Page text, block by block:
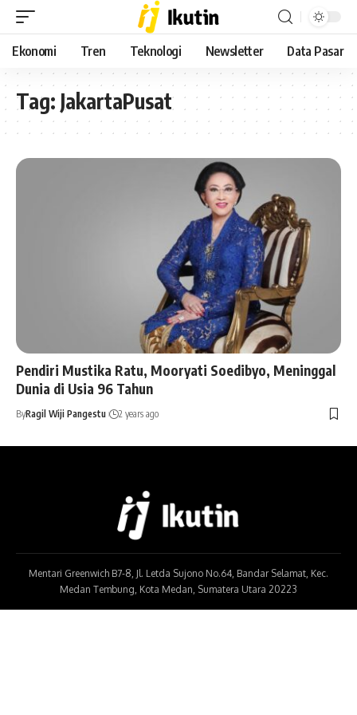
Ekonomi Tren Teknologi Newsletter Data Pasar
Tag: JakartaPusat
Pendiri Mustika Ratu, Mooryati Soedibyo, Meninggal
Dunia di Usia 96 Tahun
ByRagil Wiji Pangestu 2 years ago
Mentari Greenwich B7-8, Jl. Letda Sujono No.64, Bandar Selamat, Kec.
Medan Tembung, Kota Medan, Sumatera Utara 20223